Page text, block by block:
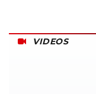
VIDEOS